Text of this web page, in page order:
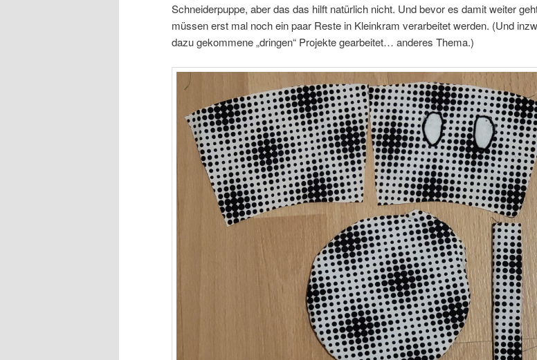
Schneiderpuppe, aber das das hilft natürlich nicht. Und bevor es damit weiter
müssen erst mal noch ein paar Reste in Kleinkram verarbeitet werden. (Und
dazu gekommene „dringen“ Projekte gearbeitet… anderes Thema.)